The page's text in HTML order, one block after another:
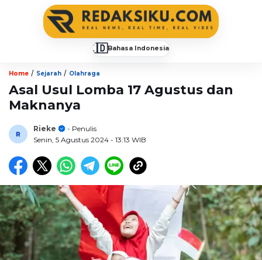
🇮🇩Bahasa Indonesia
Home / Sejarah / Olahraga
Asal Usul Lomba 17 Agustus dan
Maknanya
Rieke
- Penulis
Senin, 5 Agustus 2024 - 13:13 WIB